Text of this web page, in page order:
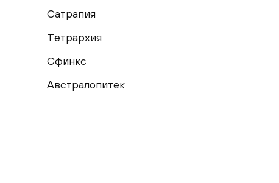
Сатрапия
Тетрархия
Сфинкс
Австралопитек